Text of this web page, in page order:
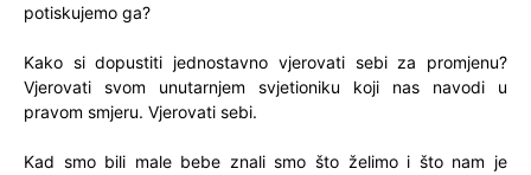
potiskujemo ga?
Kako si dopustiti jednostavno vjerovati sebi za promjenu?
Vjerovati svom unutarnjem svjetioniku koji nas navodi u
pravom smjeru. Vjerovati sebi.
Kad smo bili male bebe znali smo što želimo i što nam je